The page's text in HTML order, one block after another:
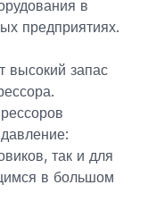
в
предприятиях.
высокий запас
так и для
в большом